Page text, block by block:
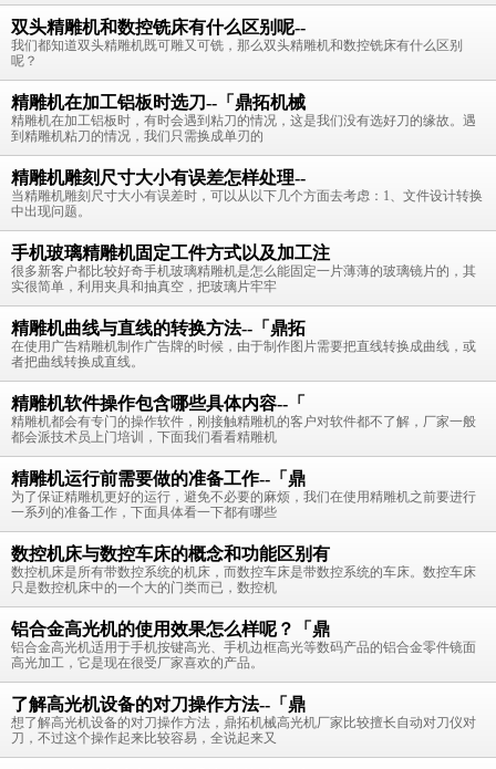
双头精雕机和数控铣床有什么区别呢--
我们都知道双头精雕机既可雕又可铣，那么双头精雕机和数控铣床有什么区别
呢？
精雕机在加工铝板时选刀--「鼎拓机械
精雕机在加工铝板时，有时会遇到粘刀的情况，这是我们没有选好刀的缘故。遇
到精雕机粘刀的情况，我们只需换成单刃的
精雕机雕刻尺寸大小有误差怎样处理--
当精雕机雕刻尺寸大小有误差时，可以从以下几个方面去考虑：1、文件设计转换
中出现问题。
手机玻璃精雕机固定工件方式以及加工注
很多新客户都比较好奇手机玻璃精雕机是怎么能固定一片薄薄的玻璃镜片的，其
实很简单，利用夹具和抽真空，把玻璃片牢牢
精雕机曲线与直线的转换方法--「鼎拓
在使用广告精雕机制作广告牌的时候，由于制作图片需要把直线转换成曲线，或
者把曲线转换成直线。
精雕机软件操作包含哪些具体内容--「
精雕机都会有专门的操作软件，刚接触精雕机的客户对软件都不了解，厂家一般
都会派技术员上门培训，下面我们看看精雕机
精雕机运行前需要做的准备工作--「鼎
为了保证精雕机更好的运行，避免不必要的麻烦，我们在使用精雕机之前要进行
一系列的准备工作，下面具体看一下都有哪些
数控机床与数控车床的概念和功能区别有
数控机床是所有带数控系统的机床，而数控车床是带数控系统的车床。数控车床
只是数控机床中的一个大的门类而已，数控机
铝合金高光机的使用效果怎么样呢？「鼎
铝合金高光机适用于手机按键高光、手机边框高光等数码产品的铝合金零件镜面
高光加工，它是现在很受厂家喜欢的产品。
了解高光机设备的对刀操作方法--「鼎
想了解高光机设备的对刀操作方法，鼎拓机械高光机厂家比较擅长自动对刀仪对
刀，不过这个操作起来比较容易，全说起来又